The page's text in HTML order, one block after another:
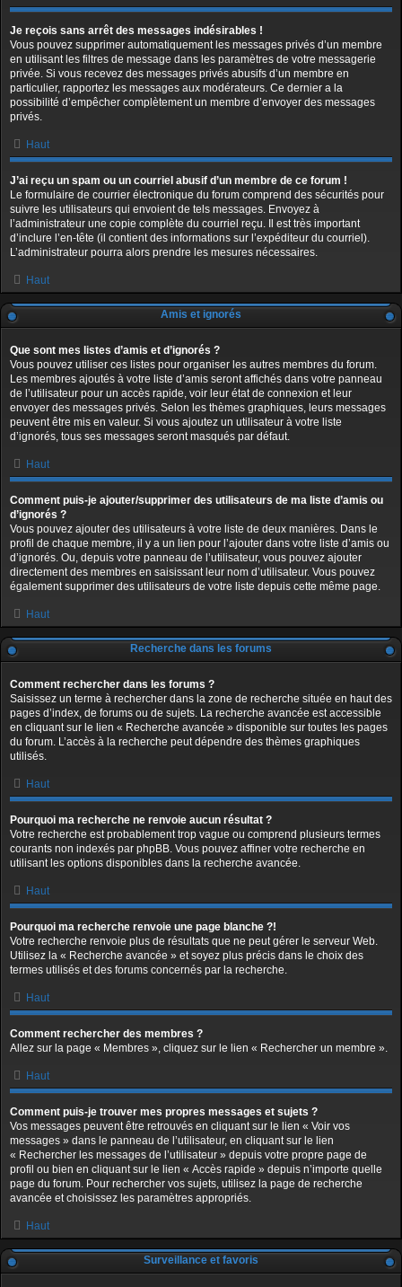
Je reçois sans arrêt des messages indésirables !
Vous pouvez supprimer automatiquement les messages privés d’un membre
en utilisant les filtres de message dans les paramètres de votre messagerie
privée. Si vous recevez des messages privés abusifs d’un membre en
particulier, rapportez les messages aux modérateurs. Ce dernier a la
possibilité d’empêcher complètement un membre d’envoyer des messages
privés.
Haut
J’ai reçu un spam ou un courriel abusif d’un membre de ce forum !
Le formulaire de courrier électronique du forum comprend des sécurités pour
suivre les utilisateurs qui envoient de tels messages. Envoyez à
l’administrateur une copie complète du courriel reçu. Il est très important
d’inclure l’en-tête (il contient des informations sur l’expéditeur du courriel).
L’administrateur pourra alors prendre les mesures nécessaires.
Haut
Amis et ignorés
Que sont mes listes d’amis et d’ignorés ?
Vous pouvez utiliser ces listes pour organiser les autres membres du forum.
Les membres ajoutés à votre liste d’amis seront affichés dans votre panneau
de l’utilisateur pour un accès rapide, voir leur état de connexion et leur
envoyer des messages privés. Selon les thèmes graphiques, leurs messages
peuvent être mis en valeur. Si vous ajoutez un utilisateur à votre liste
d’ignorés, tous ses messages seront masqués par défaut.
Haut
Comment puis-je ajouter/supprimer des utilisateurs de ma liste d’amis ou
d’ignorés ?
Vous pouvez ajouter des utilisateurs à votre liste de deux manières. Dans le
profil de chaque membre, il y a un lien pour l’ajouter dans votre liste d’amis ou
d’ignorés. Ou, depuis votre panneau de l’utilisateur, vous pouvez ajouter
directement des membres en saisissant leur nom d’utilisateur. Vous pouvez
également supprimer des utilisateurs de votre liste depuis cette même page.
Haut
Recherche dans les forums
Comment rechercher dans les forums ?
Saisissez un terme à rechercher dans la zone de recherche située en haut des
pages d’index, de forums ou de sujets. La recherche avancée est accessible
en cliquant sur le lien « Recherche avancée » disponible sur toutes les pages
du forum. L’accès à la recherche peut dépendre des thèmes graphiques
utilisés.
Haut
Pourquoi ma recherche ne renvoie aucun résultat ?
Votre recherche est probablement trop vague ou comprend plusieurs termes
courants non indexés par phpBB. Vous pouvez affiner votre recherche en
utilisant les options disponibles dans la recherche avancée.
Haut
Pourquoi ma recherche renvoie une page blanche ?!
Votre recherche renvoie plus de résultats que ne peut gérer le serveur Web.
Utilisez la « Recherche avancée » et soyez plus précis dans le choix des
termes utilisés et des forums concernés par la recherche.
Haut
Comment rechercher des membres ?
Allez sur la page « Membres », cliquez sur le lien « Rechercher un membre ».
Haut
Comment puis-je trouver mes propres messages et sujets ?
Vos messages peuvent être retrouvés en cliquant sur le lien « Voir vos
messages » dans le panneau de l’utilisateur, en cliquant sur le lien
« Rechercher les messages de l’utilisateur » depuis votre propre page de
profil ou bien en cliquant sur le lien « Accès rapide » depuis n’importe quelle
page du forum. Pour rechercher vos sujets, utilisez la page de recherche
avancée et choisissez les paramètres appropriés.
Haut
Surveillance et favoris